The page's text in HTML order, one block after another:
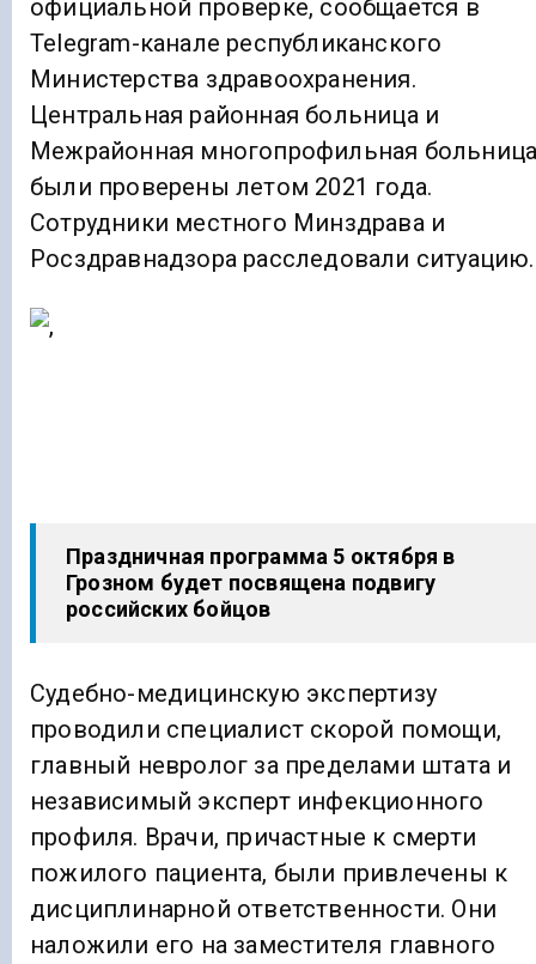
официальной проверке, сообщается в
Telegram-канале республиканского
Министерства здравоохранения.
Центральная районная больница и
Межрайонная многопрофильная
были проверены летом 2021 года.
Сотрудники местного Минздрава и
Росздравнадзора расследовали ситуацию.
Праздничная программа 5 октября в
Грозном будет посвящена подвигу
российских бойцов
Судебно-медицинскую экспертизу
проводили специалист скорой помощи,
главный невролог за пределами штата и
независимый эксперт инфекционного
профиля. Врачи, причастные к смерти
пожилого пациента, были привлечены к
дисциплинарной ответственности. Они
наложили его на заместителя главного